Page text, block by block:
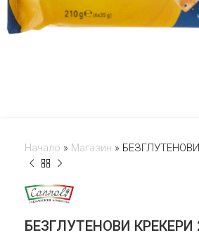
Начало » Магазин »
БЕЗГЛУТЕНОВИ КРЕКЕРИ